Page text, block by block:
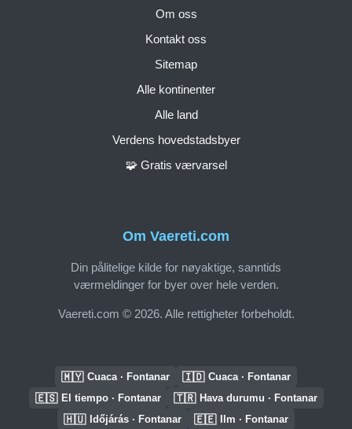
Om Vaereti.com
Din pålitelige kilde for nøyaktige, sanntids
værmeldinger for byer over hele verden.
Vaereti.com © 2026. Alle rettigheter forbeholdt.
Om oss
Kontakt oss
Sitemap
Alle kontinenter
Alle land
Verdens hovedstadsbyer
🧩 Gratis værvarsel
🇲🇾 Cuaca · Fontanar 🇮🇩 Cuaca · Fontanar
🇪🇸 El tiempo · Fontanar 🇹🇷 Hava durumu · Fontanar
🇭🇺 Időjárás · Fontanar 🇪🇪 Ilm · Fontanar